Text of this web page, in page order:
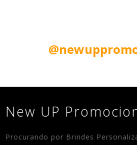
New UP
Procurando por Brindes